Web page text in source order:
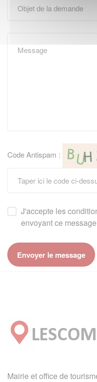
Code Antispam :
J'accepte les
envoyant ce
Mairie et office de